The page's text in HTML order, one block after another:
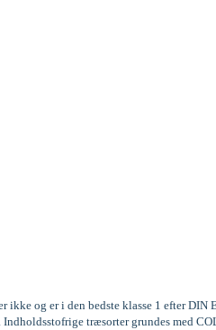
og er i den bedste klasse 1 efter DIN
træsorter grundes med